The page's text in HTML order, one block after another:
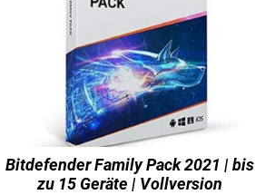
Bitdefender Family Pack 2021 | bis
zu 15 Geräte | Vollversion